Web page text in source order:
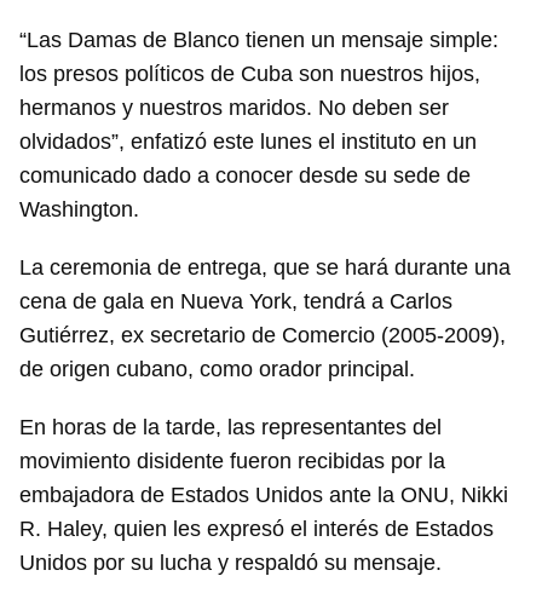
“Las Damas de Blanco tienen un mensaje simple:
los presos políticos de Cuba son nuestros hijos,
hermanos y nuestros maridos. No deben ser
olvidados”, enfatizó este lunes el instituto en un
comunicado dado a conocer desde su sede de
Washington.
La ceremonia de entrega, que se hará durante una
cena de gala en Nueva York, tendrá a Carlos
Gutiérrez, ex secretario de Comercio (2005-2009),
de origen cubano, como orador principal.
En horas de la tarde, las representantes del
movimiento disidente fueron recibidas por la
embajadora de Estados Unidos ante la ONU, Nikki
R. Haley, quien les expresó el interés de Estados
Unidos por su lucha y respaldó su mensaje.